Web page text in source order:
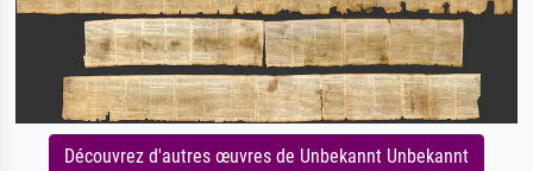
Découvrez d'autres œuvres de Unbekannt Unbekannt